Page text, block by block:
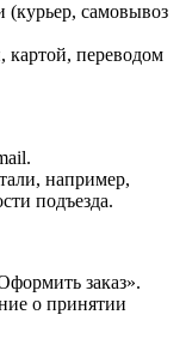
(курьер, самовывоз
переводом
например,
подъезда.
заказ».
о принятии